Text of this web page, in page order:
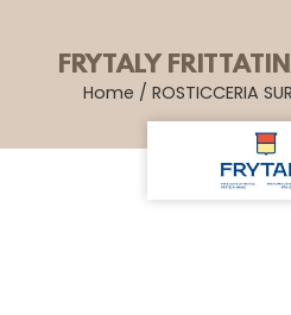
FRYTALY
Home / ROSTICCERIA